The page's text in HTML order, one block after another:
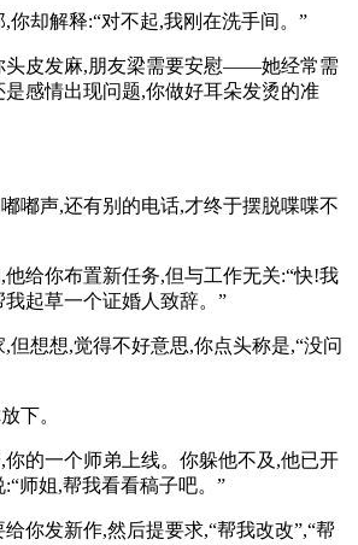
你却解释:“对不起,我刚在洗手间。”
头皮发麻,朋友梁需要安慰——她经常需
感情出现问题,你做好耳朵发烫的准
嘟声,还有别的电话,才终于摆脱喋喋不
给你布置新任务,但与工作无关:“快!我
起草一个证婚人致辞。”
但想想,觉得不好意思,你点头称是,“没问
下。
的一个师弟上线。你躲他不及,他已开
师姐,帮我看看稿子吧。”
你发新作,然后提要求,“帮我改改”,“帮